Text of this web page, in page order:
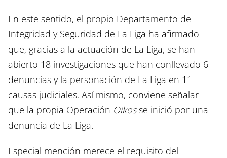
En este sentido, el propio Departamento de
Integridad y Seguridad de La Liga ha afirmado
que, gracias a la actuación de La Liga, se han
abierto 18 investigaciones que han conllevado 6
denuncias y la personación de La Liga en 11
causas judiciales. Así mismo, conviene señalar
que la propia Operación Oikosse inició por una
denuncia de La Liga.
Especial mención merece el requisito del